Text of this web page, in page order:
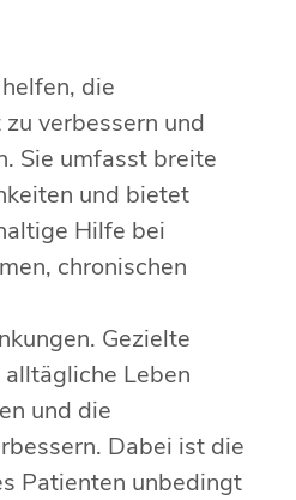
die
verbessern und
Sie umfasst breite
und bietet
Hilfe bei
chronischen
Gezielte
Leben
und die
Dabei ist die
Patienten unbedingt